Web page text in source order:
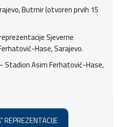
Butmir (otvoren prvih 15
Sjeverne
Hase, Sarajevo.
Stadion Asim Ferhatović-Hase,
REPREZENTACIJE